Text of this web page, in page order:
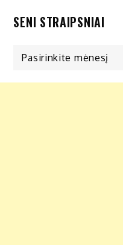
SENI STRAIPSNIAI